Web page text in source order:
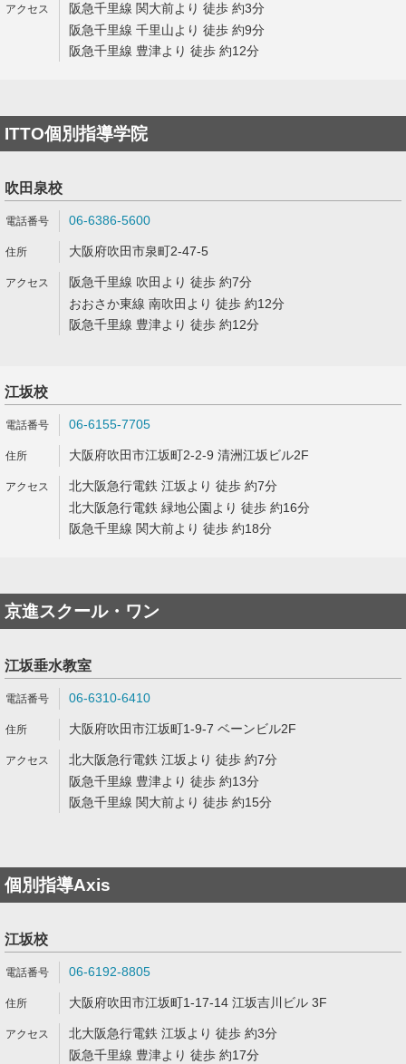
阪急千里線 関大前より 徒歩 約3分
阪急千里線 千里山より 徒歩 約9分
阪急千里線 豊津より 徒歩 約12分
ITTO個別指導学院
吹田泉校
06-6386-5600
大阪府吹田市泉町2-47-5
阪急千里線 吹田より 徒歩 約7分
おおさか東線 南吹田より 徒歩 約12分
阪急千里線 豊津より 徒歩 約12分
江坂校
06-6155-7705
大阪府吹田市江坂町2-2-9 清洲江坂ビル2F
北大阪急行電鉄 江坂より 徒歩 約7分
北大阪急行電鉄 緑地公園より 徒歩 約16分
阪急千里線 関大前より 徒歩 約18分
京進スクール・ワン
江坂垂水教室
06-6310-6410
大阪府吹田市江坂町1-9-7 ベーンビル2F
北大阪急行電鉄 江坂より 徒歩 約7分
阪急千里線 豊津より 徒歩 約13分
阪急千里線 関大前より 徒歩 約15分
個別指導Axis
江坂校
06-6192-8805
大阪府吹田市江坂町1-17-14 江坂吉川ビル 3F
北大阪急行電鉄 江坂より 徒歩 約3分
阪急千里線 豊津より 徒歩 約17分